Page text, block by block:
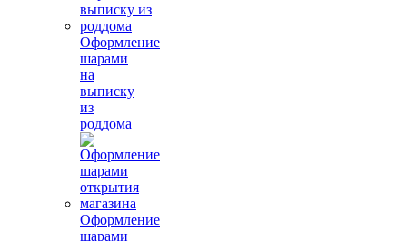
Оформление
шарами
на
выписку
из
роддома
Оформление
шарами